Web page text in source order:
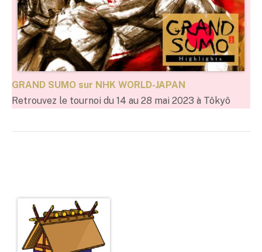
GRAND SUMO sur NHK WORLD-JAPAN
Retrouvez le tournoi du 14 au 28 mai 2023 à Tôkyô